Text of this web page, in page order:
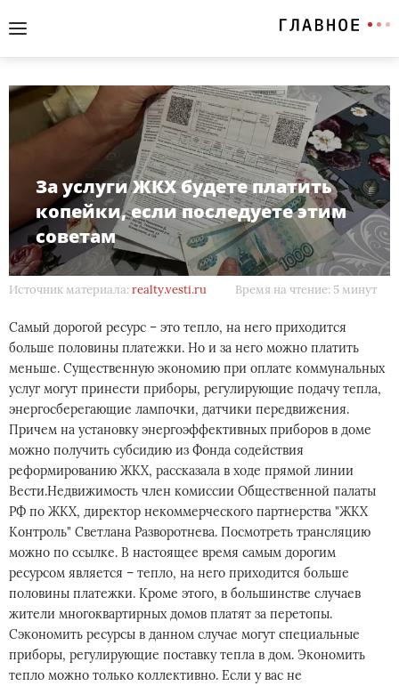
За услуги ЖКХ будете платить
копейки, если последуете этим
советам
Источник материала: realty.vesti.ru Время на чтение: 5 минут
Самый дорогой ресурс – это тепло, на него приходится
больше половины платежки. Но и за него можно платить
меньше. Существенную экономию при оплате коммунальных
услуг могут принести приборы, регулирующие подачу тепла,
энергосберегающие лампочки, датчики передвижения.
Причем на установку энергоэффективных приборов в доме
можно получить субсидию из Фонда содействия
реформированию ЖКХ, рассказала в ходе прямой линии
Вести.Недвижимость член комиссии Общественной палаты
РФ по ЖКХ, директор некоммерческого партнерства "ЖКХ
Контроль" Светлана Разворотнева. Посмотреть трансляцию
можно по ссылке. В настоящее время самым дорогим
ресурсом является – тепло, на него приходится больше
половины платежки. Кроме этого, в большинстве случаев
жители многоквартирных домов платят за перетопы.
Сэкономить ресурсы в данном случае могут специальные
приборы, регулирующие поставку тепла в дом. Экономить
тепло можно только коллективно. Если у вас не